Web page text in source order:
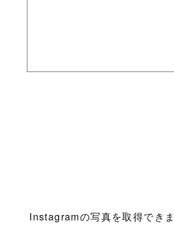
Instagramの写真を取得できま